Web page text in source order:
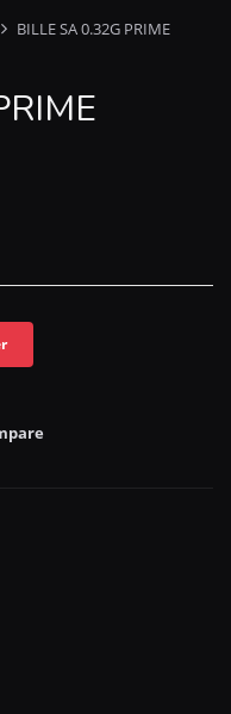
BILLE SA 0.32G PRIME